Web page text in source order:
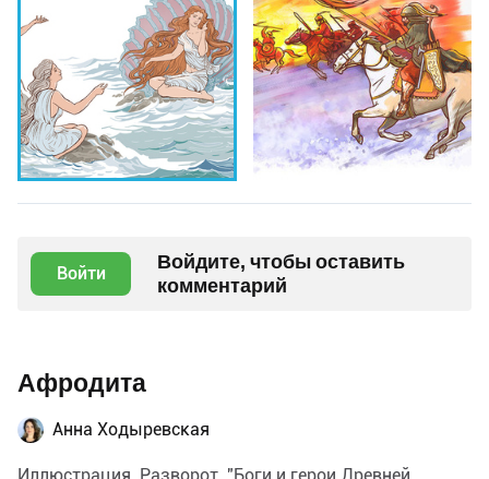
Войти
Войдите, чтобы оставить
комментарий
Афродита
Анна Ходыревская
Иллюстрация. Разворот. "Боги и герои Древней